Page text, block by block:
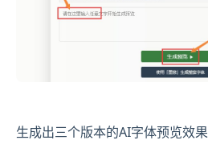
生成出三个版本的AI字体预览效果